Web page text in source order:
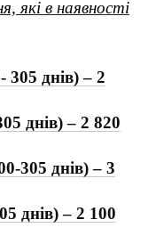
які в наявності
305 днів) – 2
днів) – 2 820
305 днів) – 3
днів) – 2 100